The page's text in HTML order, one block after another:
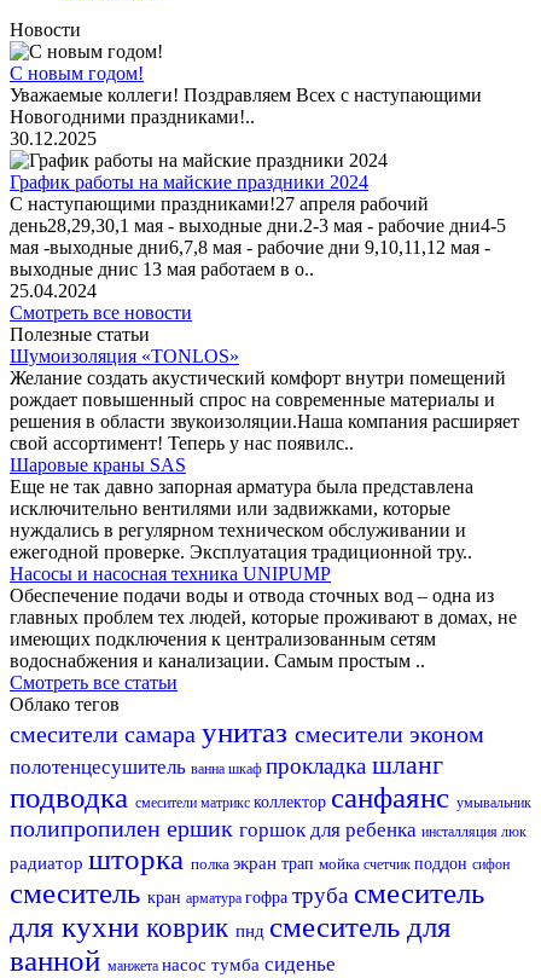
Новости
С новым годом!
Уважаемые коллеги! Поздравляем Всех с наступающими
Новогодними праздниками!..
30.12.2025
График работы на майские праздники 2024
С наступающими праздниками!27 апреля рабочий
день28,29,30,1 мая - выходные дни.2-3 мая - рабочие дни4-5
мая -выходные дни6,7,8 мая - рабочие дни 9,10,11,12 мая -
выходные днис 13 мая работаем в о..
25.04.2024
Смотреть все новости
Полезные статьи
Шумоизоляция «TONLOS»
Желание создать акустический комфорт внутри помещений
рождает повышенный спрос на современные материалы и
решения в области звукоизоляции.Наша компания расширяет
свой ассортимент! Теперь у нас появилс..
Шаровые краны SAS
Еще не так давно запорная арматура была представлена
исключительно вентилями или задвижками, которые
нуждались в регулярном техническом обслуживании и
ежегодной проверке. Эксплуатация традиционной тру..
Насосы и насосная техника UNIPUMP
Обеспечение подачи воды и отвода сточных вод – одна из
главных проблем тех людей, которые проживают в домах, не
имеющих подключения к централизованным сетям
водоснабжения и канализации. Самым простым ..
Смотреть все статьи
Облако тегов
смесители самара унитаз смесители эконом
полотенцесушитель ванна шкаф прокладка шланг
подводка смесители матрикс коллектор санфаянс умывальник
полипропилен ершик горшок для ребенка инсталляция люк
радиатор шторка полка экран трап мойка счетчик поддон сифон
смеситель кран арматура гофра труба смеситель
для кухни коврик пнд смеситель для
ванной манжета насос тумба сиденье